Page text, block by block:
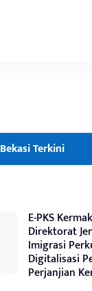
Bekasi Terkini
E-PKS
Direktorat
Imigrasi
Digitalisasi
Perjanjian